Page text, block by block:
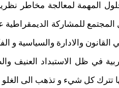
المهمة لمعالجة مخاطر
المجتمع للمشاركة
والادارة والسياسية و
في ظل الاستبداد العنيف
تترك كل شيء و تذهب الى